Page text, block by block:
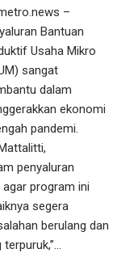
–
Bantuan
Usaha Mikro
sangat
dalam
ekonomi
pandemi.
penyaluran
agar program ini
segera
berulang dan